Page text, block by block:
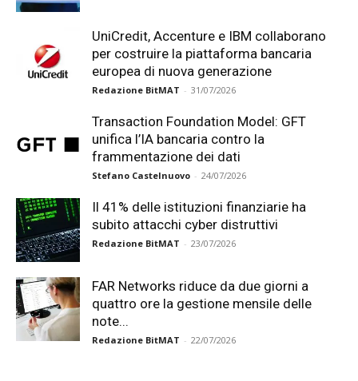
UniCredit, Accenture e IBM collaborano
per costruire la piattaforma bancaria
europea di nuova generazione
Redazione BitMAT - 31/07/2026
Transaction Foundation Model: GFT
unifica l’IA bancaria contro la
frammentazione dei dati
Stefano Castelnuovo - 24/07/2026
Il 41% delle istituzioni finanziarie ha
subito attacchi cyber distruttivi
Redazione BitMAT - 23/07/2026
FAR Networks riduce da due giorni a
quattro ore la gestione mensile delle
note...
Redazione BitMAT - 22/07/2026